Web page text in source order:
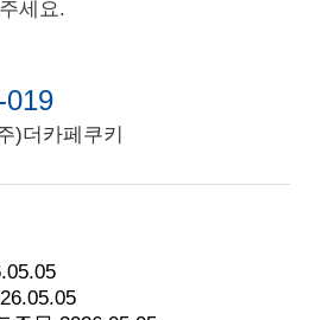
세요.
019
)더카페쿠키